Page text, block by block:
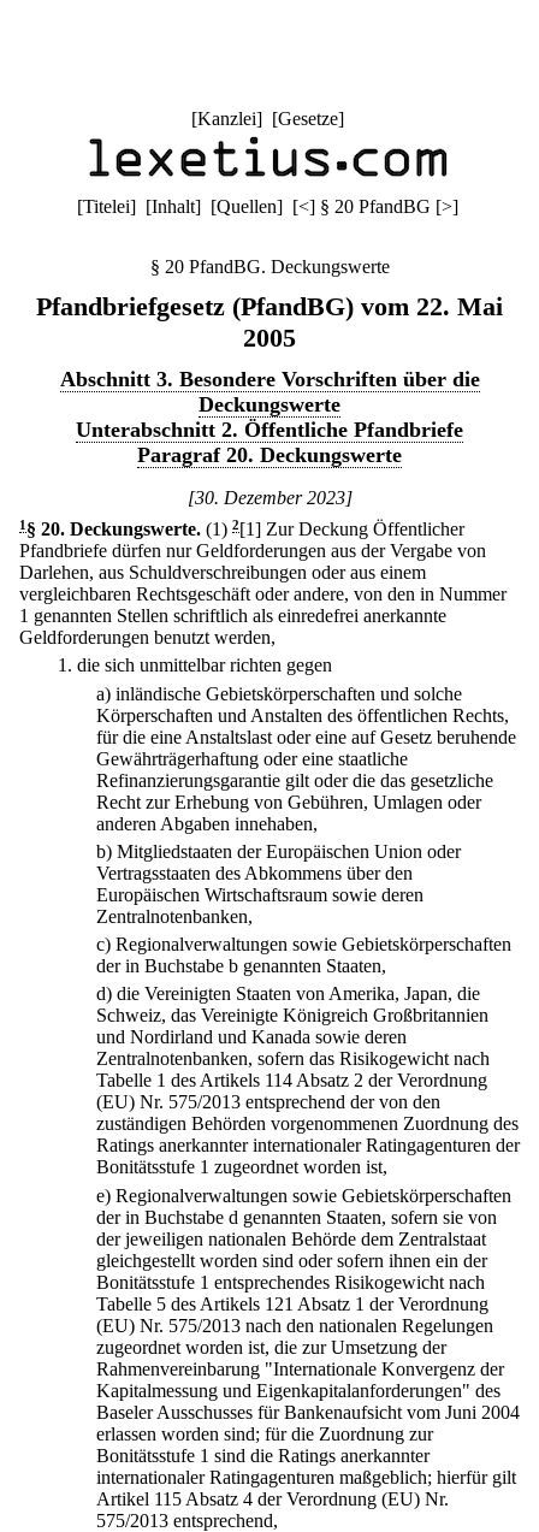
[Kanzlei] [Gesetze]
[Titelei] [Inhalt] [Quellen] [<] § 20 PfandBG [>]
§ 20 PfandBG. Deckungswerte
Pfandbriefgesetz (PfandBG) vom 22. Mai
2005
Abschnitt 3. Besondere Vorschriften über die
Deckungswerte
Unterabschnitt 2. Öffentliche Pfandbriefe
Paragraf 20. Deckungswerte
[30. Dezember 2023]
1 § 20. Deckungswerte. (1) 2[1] Zur Deckung Öffentlicher
Pfandbriefe dürfen nur Geldforderungen aus der Vergabe von
Darlehen, aus Schuldverschreibungen oder aus einem
vergleichbaren Rechtsgeschäft oder andere, von den in Nummer
1 genannten Stellen schriftlich als einredefrei anerkannte
Geldforderungen benutzt werden,
1. die sich unmittelbar richten gegen
a) inländische Gebietskörperschaften und solche
Körperschaften und Anstalten des öffentlichen Rechts,
für die eine Anstaltslast oder eine auf Gesetz beruhende
Gewährträgerhaftung oder eine staatliche
Refinanzierungsgarantie gilt oder die das gesetzliche
Recht zur Erhebung von Gebühren, Umlagen oder
anderen Abgaben innehaben,
b) Mitgliedstaaten der Europäischen Union oder
Vertragsstaaten des Abkommens über den
Europäischen Wirtschaftsraum sowie deren
Zentralnotenbanken,
c) Regionalverwaltungen sowie Gebietskörperschaften
der in Buchstabe b genannten Staaten,
d) die Vereinigten Staaten von Amerika, Japan, die
Schweiz, das Vereinigte Königreich Großbritannien
und Nordirland und Kanada sowie deren
Zentralnotenbanken, sofern das Risikogewicht nach
Tabelle 1 des Artikels 114 Absatz 2 der Verordnung
(EU) Nr. 575/2013 entsprechend der von den
zuständigen Behörden vorgenommenen Zuordnung des
Ratings anerkannter internationaler Ratingagenturen der
Bonitätsstufe 1 zugeordnet worden ist,
e) Regionalverwaltungen sowie Gebietskörperschaften
der in Buchstabe d genannten Staaten, sofern sie von
der jeweiligen nationalen Behörde dem Zentralstaat
gleichgestellt worden sind oder sofern ihnen ein der
Bonitätsstufe 1 entsprechendes Risikogewicht nach
Tabelle 5 des Artikels 121 Absatz 1 der Verordnung
(EU) Nr. 575/2013 nach den nationalen Regelungen
zugeordnet worden ist, die zur Umsetzung der
Rahmenvereinbarung "Internationale Konvergenz der
Kapitalmessung und Eigenkapitalanforderungen" des
Baseler Ausschusses für Bankenaufsicht vom Juni 2004
erlassen worden sind; für die Zuordnung zur
Bonitätsstufe 1 sind die Ratings anerkannter
internationaler Ratingagenturen maßgeblich; hierfür gilt
Artikel 115 Absatz 4 der Verordnung (EU) Nr.
575/2013 entsprechend,